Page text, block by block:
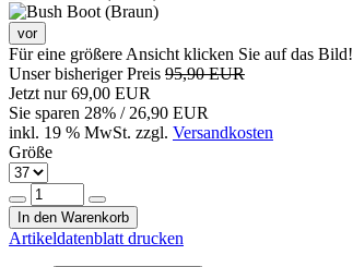
vor
Für eine größere Ansicht klicken Sie auf das Bild!
Unser bisheriger Preis 95,90 EUR
Jetzt nur69,00 EUR
Sie sparen 28% / 26,90 EUR
inkl. 19 % MwSt. zzgl. Versandkosten
Größe
In den Warenkorb
Artikeldatenblatt drucken